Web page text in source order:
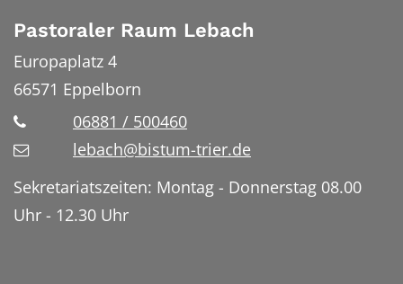
Pastoraler Raum Lebach
Europaplatz 4
66571 Eppelborn
06881 / 500460
lebach@bistum-trier.de
Sekretariatszeiten: Montag - Donnerstag 08.00
Uhr - 12.30 Uhr